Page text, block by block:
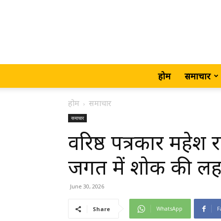
होम समाचार
होम समाचार
समाचार
वरिष्ठ पत्रकार महेश
जगत में शोक की
June 30, 2026
Share WhatsApp